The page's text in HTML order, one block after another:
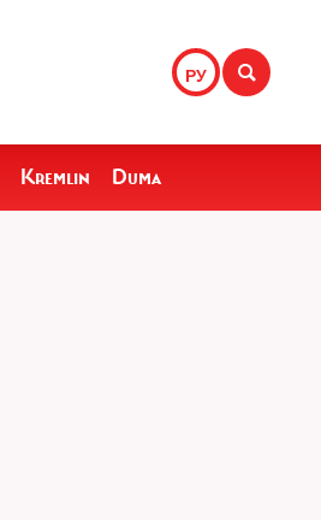
РУ
Kremlin Duma